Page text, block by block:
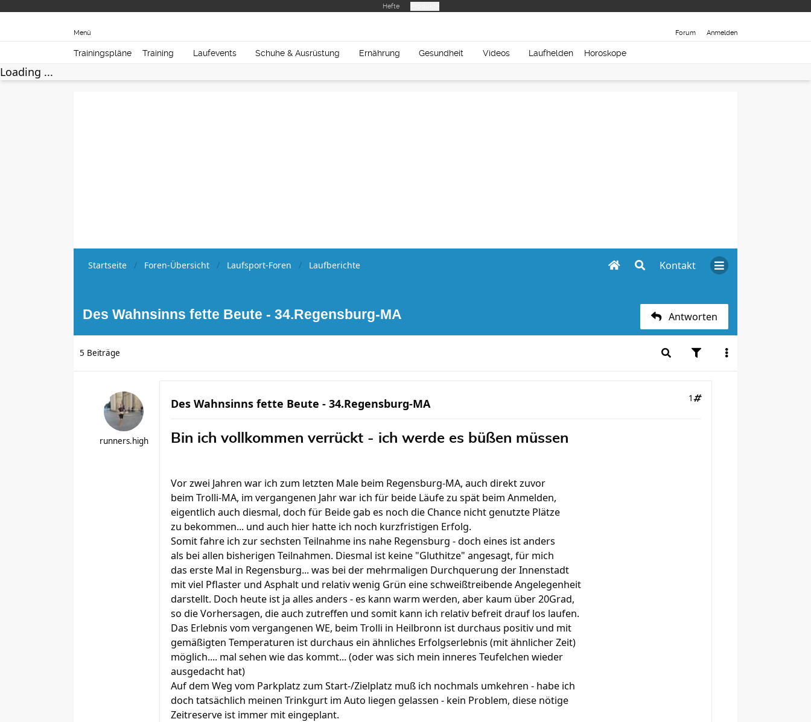
Hefte
Forum Anmelden
Menü
Trainingspläne Training Laufevents Schuhe & Ausrüstung Ernährung Gesundheit Videos Laufhelden Horoskope
Loading ...
Kontakt
Startseite Foren-Übersicht Laufsport-Foren Laufberichte
Des Wahnsinns fette Beute - 34.Regensburg-MA Antworten
5 Beiträge
runners.high
Des Wahnsinns fette Beute - 34.Regensburg-MA 1
Bin ich vollkommen verrückt - ich werde es büßen müssen
Vor zwei Jahren war ich zum letzten Male beim Regensburg-MA, auch direkt zuvor
beim Trolli-MA, im vergangenen Jahr war ich für beide Läufe zu spät beim Anmelden,
eigentlich auch diesmal, doch für Beide gab es noch die Chance nicht genutzte Plätze
zu bekommen... und auch hier hatte ich noch kurzfristigen Erfolg.
Somit fahre ich zur sechsten Teilnahme ins nahe Regensburg - doch eines ist anders
als bei allen bisherigen Teilnahmen. Diesmal ist keine "Gluthitze" angesagt, für mich
das erste Mal in Regensburg... was bei der mehrmaligen Durchquerung der Innenstadt
mit viel Pflaster und Asphalt und relativ wenig Grün eine schweißtreibende Angelegenheit
darstellt. Doch heute ist ja alles anders - es kann warm werden, aber kaum über 20Grad,
so die Vorhersagen, die auch zutreffen und somit kann ich relativ befreit drauf los laufen.
Das Erlebnis vom vergangenen WE, beim Trolli in Heilbronn ist durchaus positiv und mit
gemäßigten Temperaturen ist durchaus ein ähnliches Erfolgserlebnis (mit ähnlicher Zeit)
möglich.... mal sehen wie das kommt... (oder was sich mein inneres Teufelchen wieder
ausgedacht hat)
Auf dem Weg vom Parkplatz zum Start-/Zielplatz muß ich nochmals umkehren - habe ich
doch tatsächlich meinen Trinkgurt im Auto liegen gelassen - kein Problem, diese nötige
Zeitreserve ist immer mit eingeplant.